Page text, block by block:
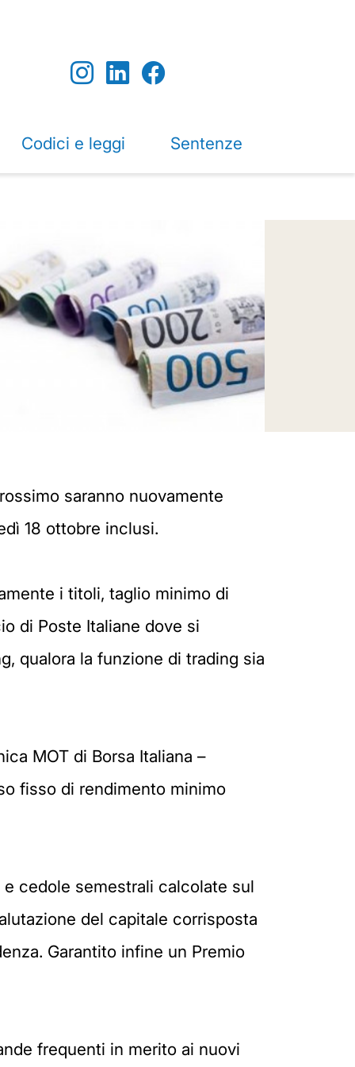
Codici e leggi Sentenze
saranno nuovamente
18 ottobre inclusi.
i titoli, taglio minimo di
di Poste Italiane dove si
qualora la funzione di trading sia
MOT di Borsa Italiana –
fisso di rendimento minimo
cedole semestrali calcolate sul
del capitale corrisposta
Garantito infine un Premio
frequenti in merito ai nuovi